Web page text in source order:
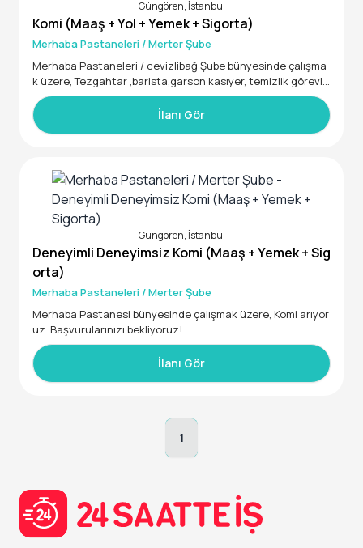
Güngören, İstanbul
Komi (Maaş + Yol + Yemek + Sigorta)
Merhaba Pastaneleri / Merter Şube
Merhaba Pastaneleri / cevizlibağ Şube bünyesinde çalışma
k üzere, Tezgahtar ,barista,garson kasıyer, temizlik görevlis
20 - 40 yaş aralığında
İlanı Gör
Güngören, İstanbul
Deneyimli Deneyimsiz Komi (Maaş + Yemek + Sig
orta)
Merhaba Pastaneleri / Merter Şube
Merhaba Pastanesi bünyesinde çalışmak üzere, Komi arıyor
uz. Başvurularınızı bekliyoruz!
Günde 9 Saat Çalışma
Maaş + Yol + Yemek
• 18 - 25. yaş aralığında
İlanı Gör
1